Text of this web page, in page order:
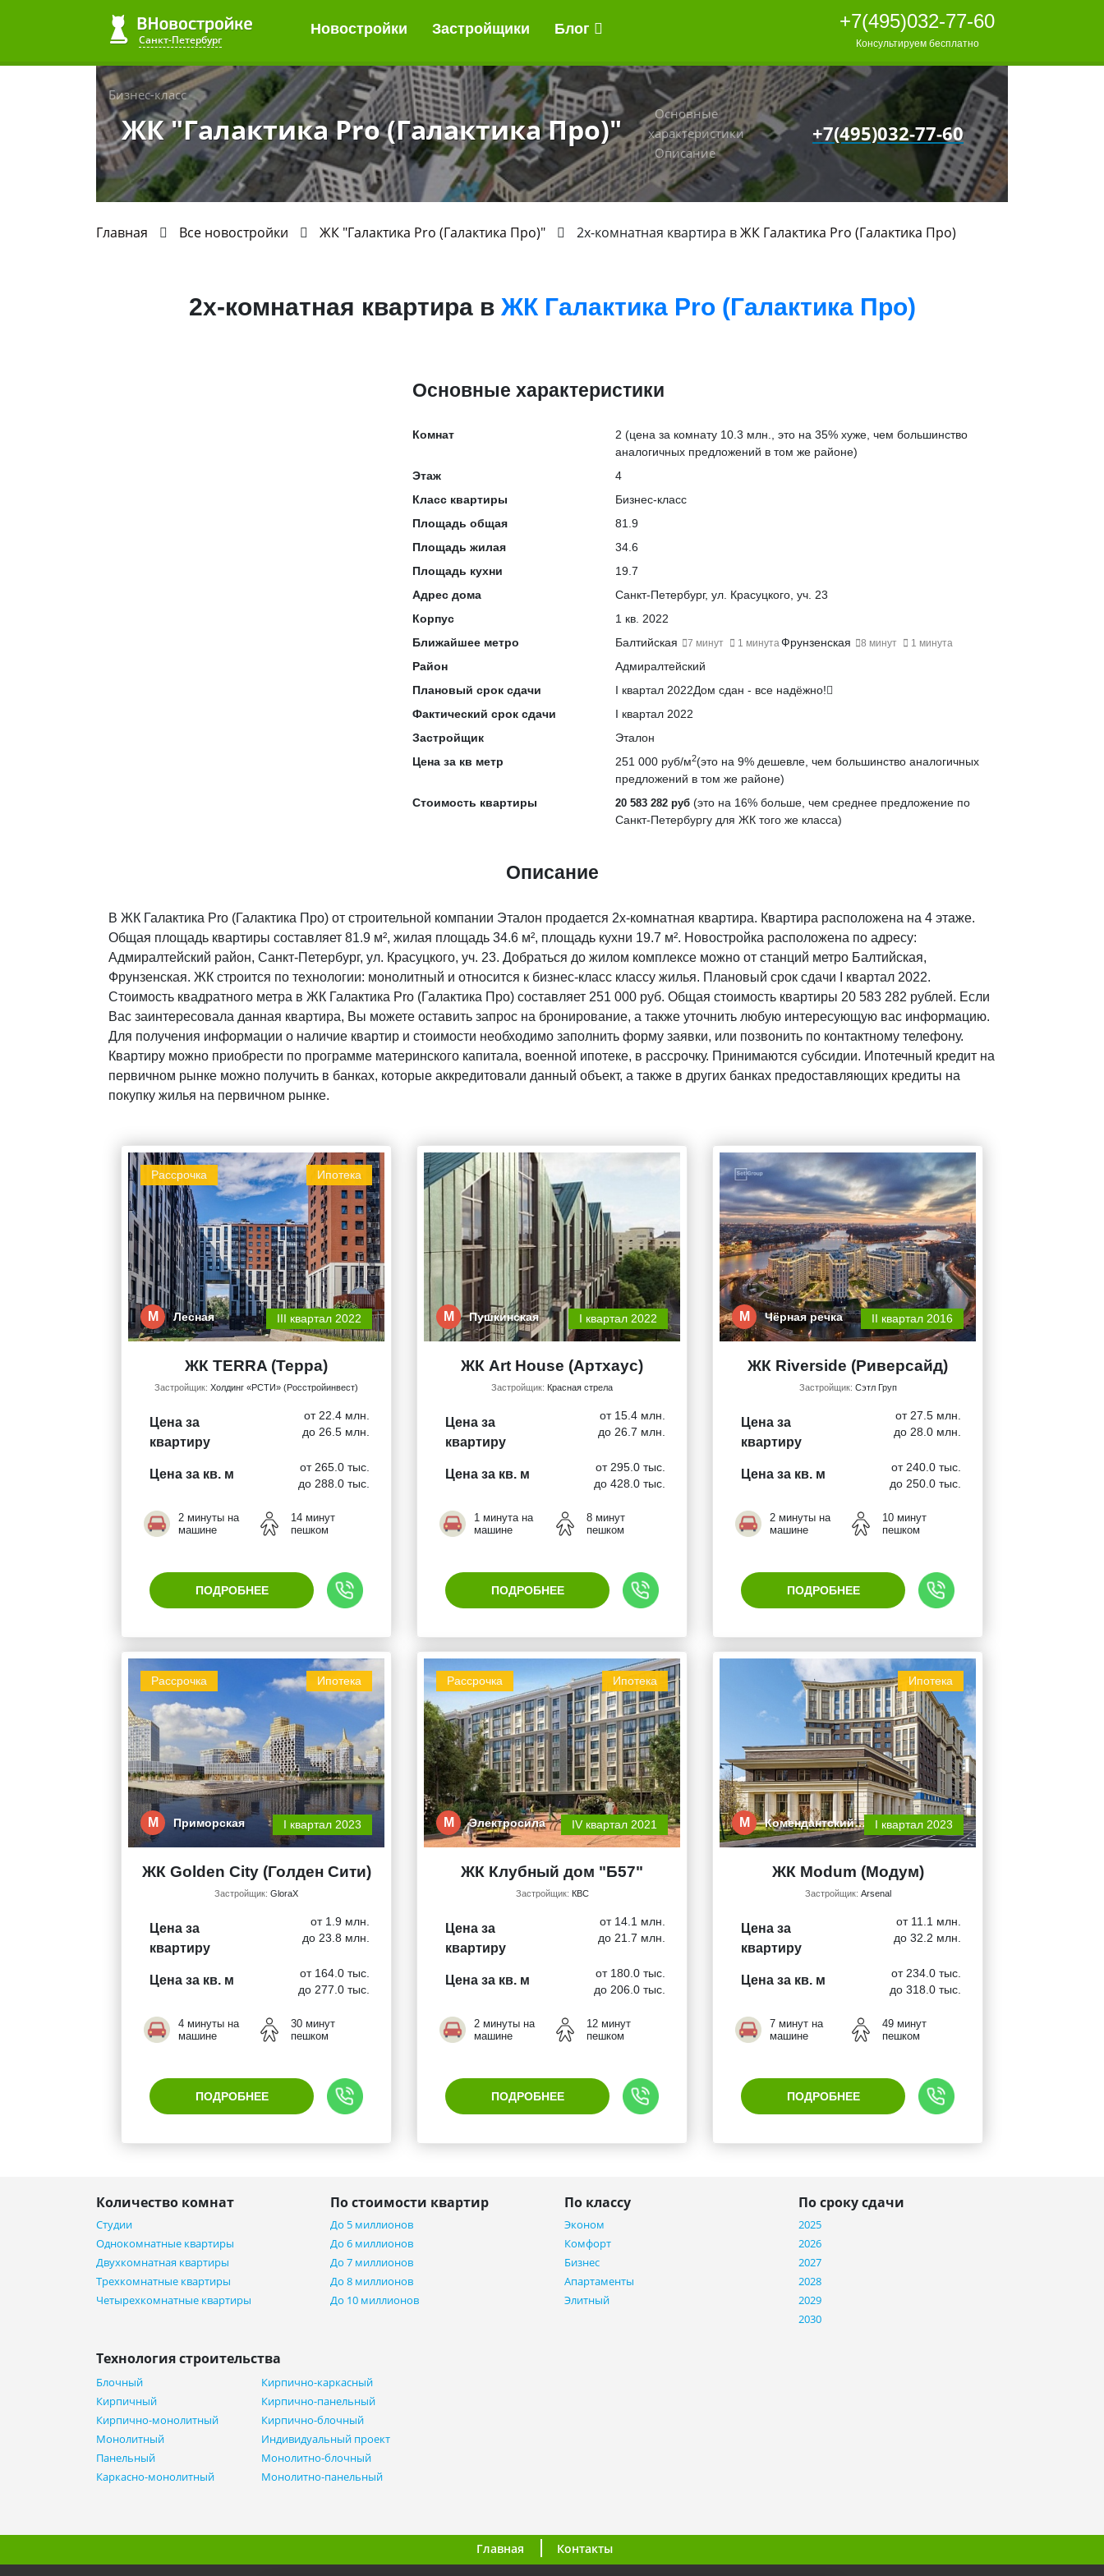
Санкт-Петербург
Новостройки Застройщики Блог +7(495)032-77-60
Консультируем бесплатно
Бизнес-класс
ЖК "Галактика Pro (Галактика Про)"
Основные
характеристики
Описание
+7(495)032-77-60
Главная Все новостройки ЖК "Галактика Pro (Галактика Про)" 2х-комнатная квартира вЖК Галактика Pro (Галактика Про)
2х-комнатная квартира в ЖК Галактика Pro (Галактика Про)
Основные характеристики
Комнат 2 (цена за комнату 10.3 млн., это на 35% хуже, чем большинство
аналогичных предложений в том же районе)
Этаж
4
Класс квартиры
Бизнес-класс
Площадь общая
81.9
Площадь жилая
34.6
Площадь кухни
19.7
Адрес дома
Санкт-Петербург, ул. Красуцкого, уч. 23
Корпус
1 кв. 2022
Ближайшее метро
Балтийская 7 минут 1 минутаФрунзенская 8 минут 1 минута
Район
Адмиралтейский
Плановый срок сдачи
I квартал 2022Дом сдан - все надёжно!
Фактический срок сдачи
I квартал 2022
Застройщик
Эталон
Цена за кв метр
251 000 руб/м2(это на 9% дешевле, чем большинство аналогичных
предложений в том же районе)
Стоимость квартиры
20 583 282 руб (это на 16% больше, чем среднее предложение по
Санкт-Петербургу для ЖК того же класса)
Описание
В ЖК Галактика Pro (Галактика Про) от строительной компании Эталон продается 2х-комнатная квартира. Квартира расположена на 4 этаже.
Общая площадь квартиры составляет 81.9 м², жилая площадь 34.6 м², площадь кухни 19.7 м². Новостройка расположена по адресу:
Адмиралтейский район, Санкт-Петербург, ул. Красуцкого, уч. 23. Добраться до жилом комплексе можно от станций метро Балтийская,
Фрунзенская. ЖК строится по технологии: монолитный и относится к бизнес-класс классу жилья. Плановый срок сдачи I квартал 2022.
Стоимость квадратного метра в ЖК Галактика Pro (Галактика Про) составляет 251 000 руб. Общая стоимость квартиры 20 583 282 рублей. Если
Вас заинтересовала данная квартира, Вы можете оставить запрос на бронирование, а также уточнить любую интересующую вас информацию.
Для получения информации о наличие квартир и стоимости необходимо заполнить форму заявки, или позвонить по контактному телефону.
Квартиру можно приобрести по программе материнского капитала, военной ипотеке, в рассрочку. Принимаются субсидии. Ипотечный кредит на
первичном рынке можно получить в банках, которые аккредитовали данный объект, а также в других банках предоставляющих кредиты на
покупку жилья на первичном рынке.
Ипотека
Рассрочка
М Лесная III квартал 2022
ЖК TERRA (Терра)
Застройщик: Холдинг «РСТИ» (Росстройинвест)
Цена за
квартиру
от 22.4 млн.
до 26.5 млн.
Цена за кв. м
от 265.0 тыс.
до 288.0 тыс.
2 минуты на
машине
14 минут
пешком
ПОДРОБНЕЕ
М Пушкинская I квартал 2022
ЖК Art House (Артхаус)
Застройщик: Красная стрела
Цена за
квартиру
от 15.4 млн.
до 26.7 млн.
Цена за кв. м
от 295.0 тыс.
до 428.0 тыс.
1 минута на
машине
8 минут
пешком
ПОДРОБНЕЕ
М Чёрная речка II квартал 2016
ЖК Riverside (Риверсайд)
Застройщик: Сэтл Груп
Цена за
квартиру
от 27.5 млн.
до 28.0 млн.
Цена за кв. м
от 240.0 тыс.
до 250.0 тыс.
2 минуты на
машине
10 минут
пешком
ПОДРОБНЕЕ
Ипотека
Рассрочка
М Приморская I квартал 2023
ЖК Golden City (Голден Сити)
Застройщик: GloraX
Цена за
квартиру
от 1.9 млн.
до 23.8 млн.
Цена за кв. м
от 164.0 тыс.
до 277.0 тыс.
4 минуты на
машине
30 минут
пешком
ПОДРОБНЕЕ
Ипотека
Рассрочка
М Электросила IV квартал 2021
ЖК Клубный дом "Б57"
Застройщик: КВС
Цена за
квартиру
от 14.1 млн.
до 21.7 млн.
Цена за кв. м
от 180.0 тыс.
до 206.0 тыс.
2 минуты на
машине
12 минут
пешком
ПОДРОБНЕЕ
Ипотека
М Комендантский… I квартал 2023
ЖК Modum (Модум)
Застройщик: Arsenal
Цена за
квартиру
от 11.1 млн.
до 32.2 млн.
Цена за кв. м
от 234.0 тыс.
до 318.0 тыс.
7 минут на
машине
49 минут
пешком
ПОДРОБНЕЕ
Количество комнат
Студии
Однокомнатные квартиры
Двухкомнатная квартиры
Трехкомнатные квартиры
Четырехкомнатные квартиры
По стоимости квартир
До 5 миллионов
До 6 миллионов
До 7 миллионов
До 8 миллионов
До 10 миллионов
По классу
Эконом
Комфорт
Бизнес
Апартаменты
Элитный
По сроку сдачи
2025
2026
2027
2028
2029
2030
Технология строительства
Блочный
Кирпичный
Кирпично-монолитный
Монолитный
Панельный
Каркасно-монолитный
Кирпично-каркасный
Кирпично-панельный
Кирпично-блочный
Индивидуальный проект
Монолитно-блочный
Монолитно-панельный
Главная Контакты